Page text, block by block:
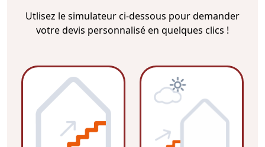
Utlisez le simulateur ci-dessous pour demander
votre devis personnalisé en quelques clics !